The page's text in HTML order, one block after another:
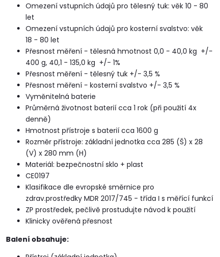
Omezení vstupních údajů pro tělesný tuk: věk 10 - 80
let
Omezení vstupních údajů pro kosterní svalstvo: věk
18 - 80 let
Přesnost měření - tělesná hmotnost 0,0 - 40,0 kg +/-
400 g, 40,1 - 135,0 kg +/- 1%
Přesnost měření - tělesný tuk +/- 3,5 %
Přesnost měření - kosterní svalstvo +/- 3,5 %
Vyměnitelná baterie
Průměrná životnost baterií cca 1 rok (při použití 4x
denně)
Hmotnost přístroje s baterií cca 1600 g
Rozměr přístroje: základní jednotka cca 285 (Š) x 28
(V) x 280 mm (H)
Materiál: bezpečnostní sklo + plast
CE0197
Klasifikace dle evropské směrnice pro
zdrav.prostředky MDR 2017/745 - třída I s měřící funkcí
ZP prostředek, pečlivě prostudujte návod k použití
Klinicky ověřená přesnost
Balení obsahuje: